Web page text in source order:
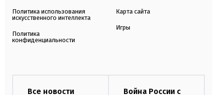
Политика использования
искусственного интеллекта
Политика
конфиденциальности
Карта сайта
Игры
Все новости
Война России с